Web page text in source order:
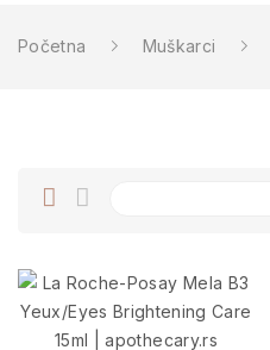
Početna Muškarci